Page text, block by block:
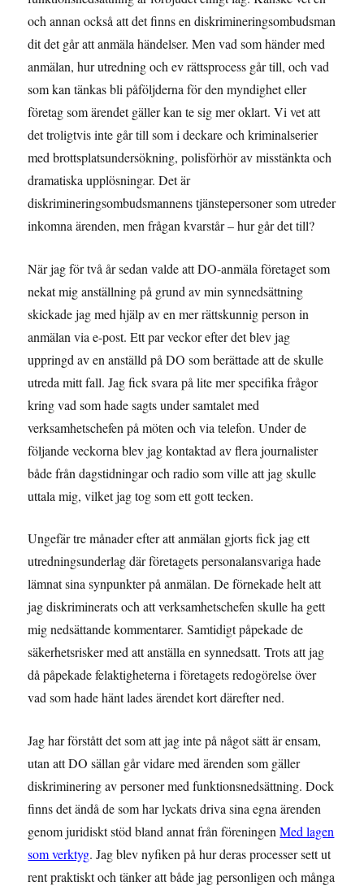
och annan också att det finns en diskrimineringsombudsman
dit det går att anmäla händelser. Men vad som händer med
anmälan, hur utredning och ev rättsprocess går till, och vad
som kan tänkas bli påföljderna för den myndighet eller
företag som ärendet gäller kan te sig mer oklart. Vi vet att
det troligtvis inte går till som i deckare och kriminalserier
med brottsplatsundersökning, polisförhör av misstänkta och
dramatiska upplösningar. Det är
diskrimineringsombudsmannens tjänstepersoner som utreder
inkomna ärenden, men frågan kvarstår – hur går det till?
När jag för två år sedan valde att DO-anmäla företaget som
nekat mig anställning på grund av min synnedsättning
skickade jag med hjälp av en mer rättskunnig person in
anmälan via e-post. Ett par veckor efter det blev jag
uppringd av en anställd på DO som berättade att de skulle
utreda mitt fall. Jag fick svara på lite mer specifika frågor
kring vad som hade sagts under samtalet med
verksamhetschefen på möten och via telefon. Under de
följande veckorna blev jag kontaktad av flera journalister
både från dagstidningar och radio som ville att jag skulle
uttala mig, vilket jag tog som ett gott tecken.
Ungefär tre månader efter att anmälan gjorts fick jag ett
utredningsunderlag där företagets personalansvariga hade
lämnat sina synpunkter på anmälan. De förnekade helt att
jag diskriminerats och att verksamhetschefen skulle ha gett
mig nedsättande kommentarer. Samtidigt påpekade de
säkerhetsrisker med att anställa en synnedsatt. Trots att jag
då påpekade felaktigheterna i företagets redogörelse över
vad som hade hänt lades ärendet kort därefter ned.
Jag har förstått det som att jag inte på något sätt är ensam,
utan att DO sällan går vidare med ärenden som gäller
diskriminering av personer med funktionsnedsättning. Dock
finns det ändå de som har lyckats driva sina egna ärenden
genom juridiskt stöd bland annat från föreningenMed lagen
som verktyg. Jag blev nyfiken på hur deras processer sett ut
rent praktiskt och tänker att både jag personligen och många